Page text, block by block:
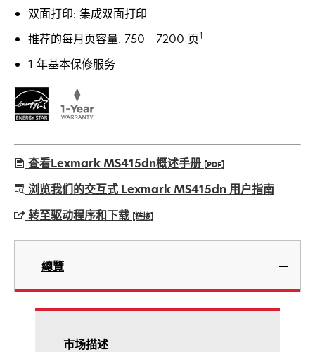
双面打印: 集成双面打印
推荐的每月页容量: 750 - 7200 页†
1 年基本保修服务
查看Lexmark MS415dn概述手册 [PDF]
在
标
签
打
浏览我们的交互式 Lexmark MS415dn 用户指南
转至驱动程序和下载 [链接]
在
签
總覽
市场描述